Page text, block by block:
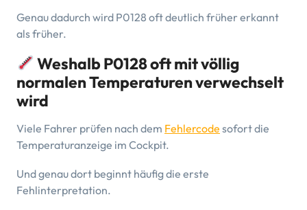
Genau dadurch wird P0128 oft deutlich früher erkannt
als früher.
Weshalb P0128 oft mit völlig
normalen Temperaturen verwechselt
wird
Viele Fahrer prüfen nach dem Fehlercode sofort die
Temperaturanzeige im Cockpit.
Und genau dort beginnt häufig die erste
Fehlinterpretation.